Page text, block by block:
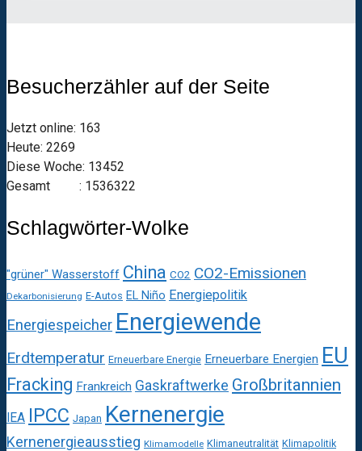
Besucherzähler auf der Seite
Jetzt online: 163
Heute: 2269
Diese Woche: 13452
Gesamt : 1536322
Schlagwörter-Wolke
"grüner" Wasserstoff China CO2 CO2-Emissionen
Dekarbonisierung E-Autos EL Niño Energiepolitik
Energiespeicher Energiewende
Erdtemperatur Erneuerbare Energie Erneuerbare Energien EU
Fracking Frankreich Gaskraftwerke Großbritannien
IEA IPCC Japan Kernenergie
Kernenergieausstieg Klimamodelle Klimaneutralität Klimapolitik